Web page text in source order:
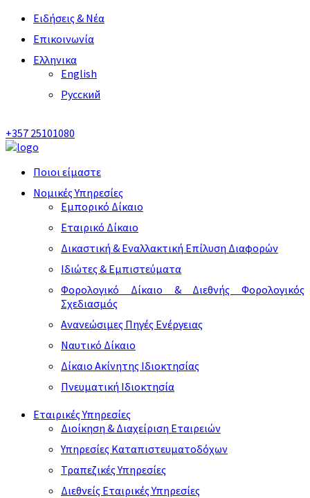
Ειδήσεις & Νέα
Επικοινωνία
Ελληνικα
English
Русский
+357 25101080
Ποιοι είμαστε
Νομικές Υπηρεσίες
Εμπορικό Δίκαιο
Εταιρικό Δίκαιο
Δικαστική & Εναλλακτική Επίλυση Διαφορών
Ιδιώτες & Εμπιστεύματα
Φορολογικό Δίκαιο & Διεθνής Φορολογικός
Σχεδιασμός
Ανανεώσιμες Πηγές Ενέργειας
Ναυτικό Δίκαιο
Δίκαιο Ακίνητης Ιδιοκτησίας
Πνευματική Ιδιοκτησία
Εταιρικές Υπηρεσίες
Διοίκηση & Διαχείριση Εταιρειών
Υπηρεσίες Καταπιστευματοδόχων
Τραπεζικές Υπηρεσίες
Διεθνείς Εταιρικές Υπηρεσίες